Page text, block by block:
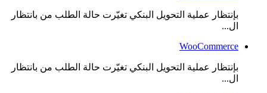
بإنتظار عملية التحويل البنكي تغيّرت حالة الطلب من بانتظار
ال...
WooCommerce
بإنتظار عملية التحويل البنكي تغيّرت حالة الطلب من بانتظار
ال...